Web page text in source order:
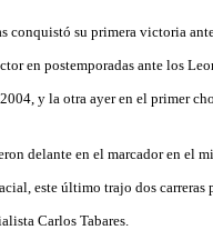
conquistó su primera victoria
en postemporadas ante los
y la otra ayer en el primer
delante en el marcador en el
este último trajo dos
Carlos Tabares.